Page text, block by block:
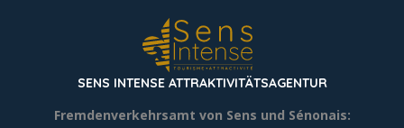
SENS INTENSE ATTRAKTIVITÄTSAGENTUR
Fremdenverkehrsamt von Sens und Sénonais: